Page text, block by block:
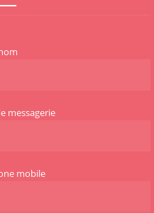
messagerie
mobile